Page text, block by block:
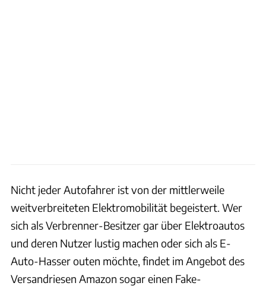
Nicht jeder Autofahrer ist von der mittlerweile
weitverbreiteten Elektromobilität begeistert. Wer
sich als Verbrenner-Besitzer gar über Elektroautos
und deren Nutzer lustig machen oder sich als E-
Auto-Hasser outen möchte, findet im Angebot des
Versandriesen Amazon sogar einen Fake-